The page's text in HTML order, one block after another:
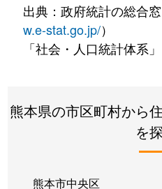
出典：政府統計の総合
w.e-stat.go.jp/）
「社会・人口統計体系
熊本県の市区町村から
を
熊本市中央区